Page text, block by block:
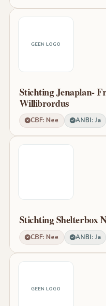
GEEN LOGO
Stichting Jenaplan-
Willibrordus
CBF: Nee ANBI: Ja
Stichting Shelterbox
CBF: Nee ANBI: Ja
GEEN LOGO